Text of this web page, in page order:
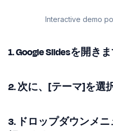
Interactive demo
1. Google Slidesを開きま
2. 次に、[テーマ]を選
3. ドロップダウンメ